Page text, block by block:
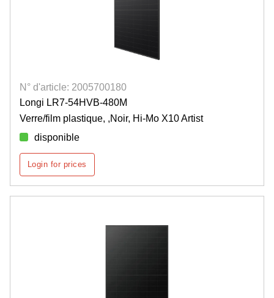
N° d'article: 2005700180
Longi LR7-54HVB-480M
Verre/film plastique, ,Noir, Hi-Mo X10 Artist
disponible
Login for prices